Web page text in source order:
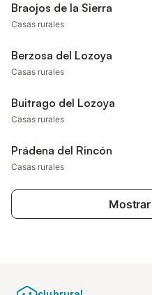
Braojos de la Sierra
Casas rurales
Berzosa del Lozoya
Casas rurales
Buitrago del Lozoya
Casas rurales
Prádena del Rincón
Casas rurales